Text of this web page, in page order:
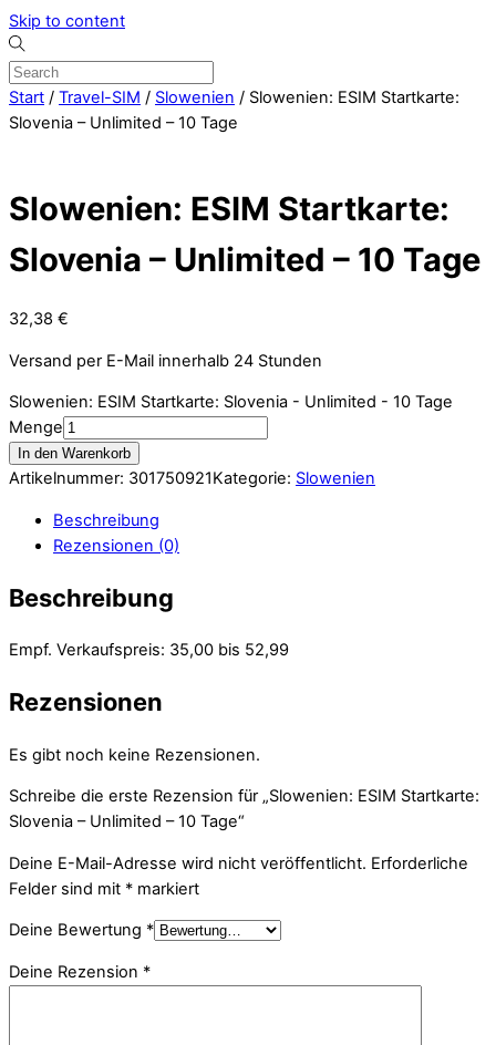
Skip to content
Start / Travel-SIM / Slowenien / Slowenien: ESIM Startkarte:
Slovenia – Unlimited – 10 Tage
Slowenien: ESIM Startkarte:
Slovenia – Unlimited – 10 Tage
32,38 €
Versand per E-Mail innerhalb 24 Stunden
Slowenien: ESIM Startkarte: Slovenia - Unlimited - 10 Tage
Menge
In den Warenkorb
Artikelnummer: 301750921Kategorie: Slowenien
Beschreibung
Rezensionen (0)
Beschreibung
Empf. Verkaufspreis: 35,00 bis 52,99
Rezensionen
Es gibt noch keine Rezensionen.
Schreibe die erste Rezension für „Slowenien: ESIM Startkarte:
Slovenia – Unlimited – 10 Tage“
Deine E-Mail-Adresse wird nicht veröffentlicht. Erforderliche
Felder sind mit * markiert
Deine Bewertung *
Deine Rezension *